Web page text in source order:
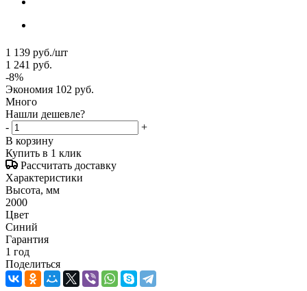
1 139 руб./шт
1 241 руб.
-8%
Экономия 102 руб.
Много
Нашли дешевле?
-
+
В корзину
Купить в 1 клик
Рассчитать доставку
Характеристики
Высота, мм
2000
Цвет
Синий
Гарантия
1 год
Поделиться